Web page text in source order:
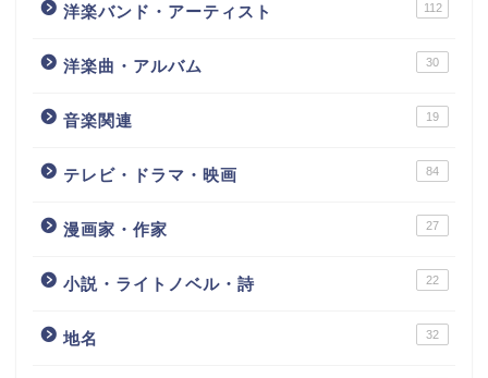
洋楽バンド・アーティスト 112
洋楽曲・アルバム 30
音楽関連 19
テレビ・ドラマ・映画 84
漫画家・作家 27
小説・ライトノベル・詩 22
地名 32